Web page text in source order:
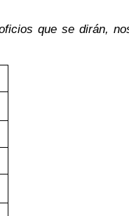
que se dirán,